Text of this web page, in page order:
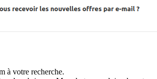
à votre recherche.